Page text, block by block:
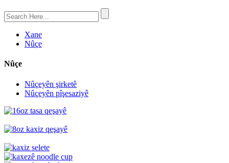
Xane
Nûçe
Nûçe
Nûçeyên şirketê
Nûçeyên pîşesaziyê